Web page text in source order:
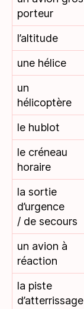
porteur
l’altitude
une hélice
un
hélicoptère
le hublot
le créneau
horaire
la sortie
d’urgence
/ de secours
un avion à
réaction
la piste
d’atterrissage